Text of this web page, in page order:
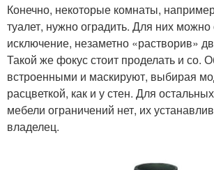
Конечно, некоторые комнаты,
туалет, нужно оградить. Для них можно
исключение, незаметно «растворив»
Такой же фокус стоит проделать и со.
встроенными и маскируют, выбирая
расцветкой, как и у стен. Для
мебели ограничений нет, их
владелец.